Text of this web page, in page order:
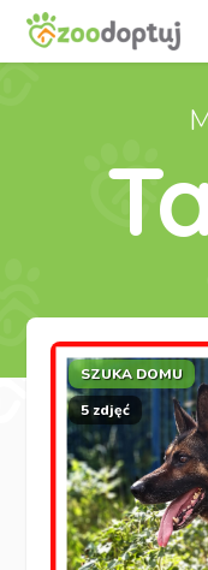
SZUKA DOMU
5 zdjęć